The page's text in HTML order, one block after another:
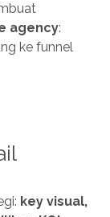
agency:
ke funnel
key visual,